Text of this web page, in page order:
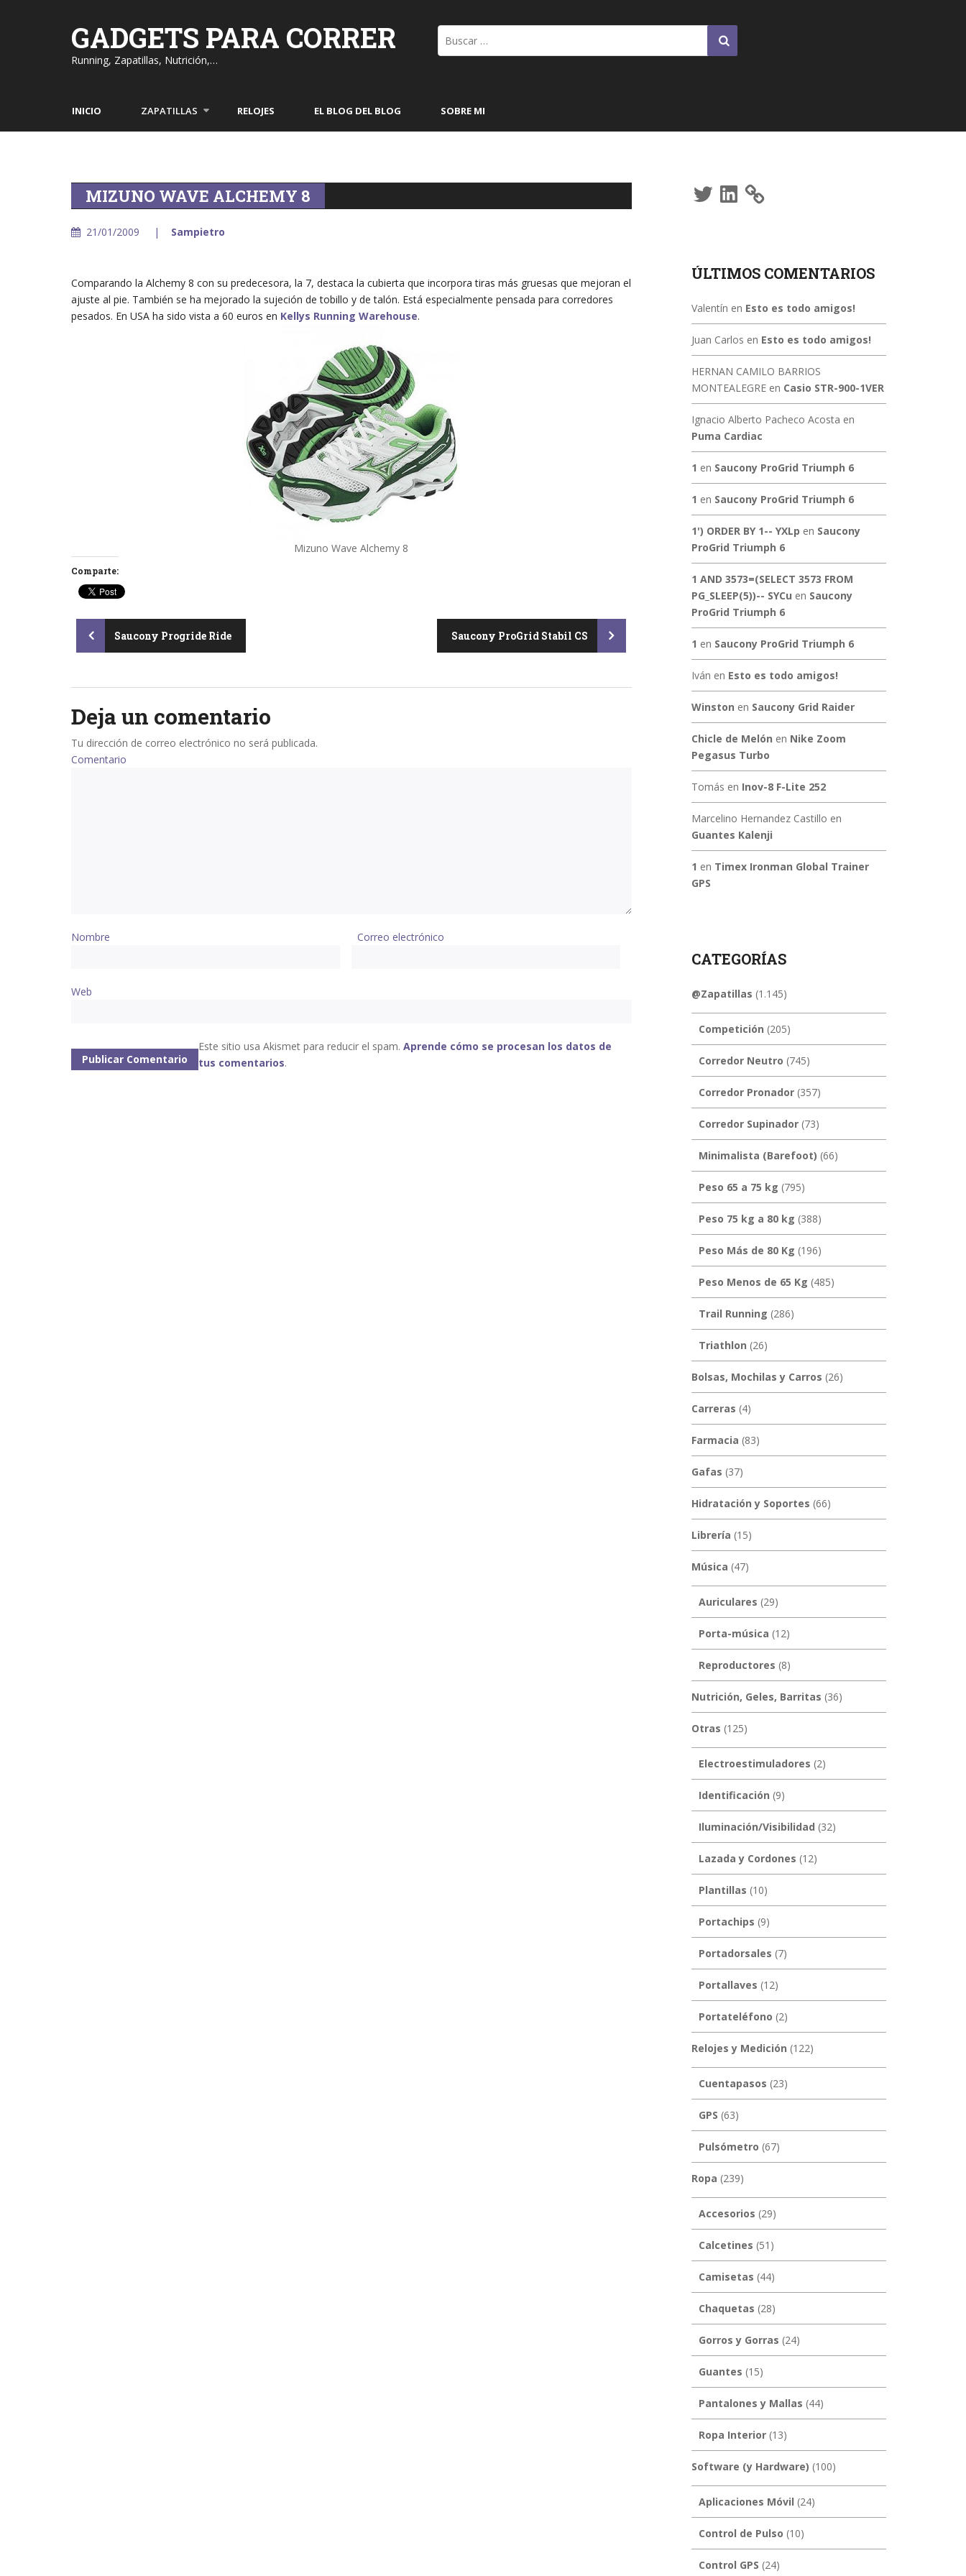
GADGETS PARA CORRER
Running, Zapatillas, Nutrición,…
INICIO ZAPATILLAS RELOJES EL BLOG DEL BLOG SOBRE MI
MIZUNO WAVE ALCHEMY 8
21/01/2009 Sampietro
Comparando la Alchemy 8 con su predecesora, la 7, destaca la cubierta que incorpora tiras más gruesas que mejoran el
ajuste al pie. También se ha mejorado la sujeción de tobillo y de talón. Está especialmente pensada para corredores
pesados. En USA ha sido vista a 60 euros en Kellys Running Warehouse.
Mizuno Wave Alchemy 8
Comparte:
Post
navigation
Saucony Progride Ride Saucony ProGrid Stabil CS
Deja un comentario
Tu dirección de correo electrónico no será publicada.
Comentario
Nombre Correo electrónico
Web
Este sitio usa Akismet para reducir el spam. Aprende cómo se procesan los datos de
tus comentarios.
TwitterLinkedIn
ÚLTIMOS COMENTARIOS
Valentín en Esto es todo amigos!
Juan Carlos en Esto es todo amigos!
HERNAN CAMILO BARRIOS
MONTEALEGREen Casio STR-900-1VER
Ignacio Alberto Pacheco Acosta en
Puma Cardiac
1 en Saucony ProGrid Triumph 6
1 en Saucony ProGrid Triumph 6
1') ORDER BY 1-- YXLp en Saucony
ProGrid Triumph 6
1 AND 3573=(SELECT 3573 FROM
PG_SLEEP(5))-- SYCu en Saucony
ProGrid Triumph 6
1 en Saucony ProGrid Triumph 6
Iván en Esto es todo amigos!
Winston en Saucony Grid Raider
Chicle de Melón en Nike Zoom
Pegasus Turbo
Tomás en Inov-8 F-Lite 252
Marcelino Hernandez Castillo en
Guantes Kalenji
1 en Timex Ironman Global Trainer
GPS
CATEGORÍAS
@Zapatillas (1.145)
Competición (205)
Corredor Neutro (745)
Corredor Pronador(357)
Corredor Supinador(73)
Minimalista (Barefoot) (66)
Peso 65 a 75 kg (795)
Peso 75 kg a 80 kg (388)
Peso Más de 80 Kg (196)
Peso Menos de 65 Kg (485)
Trail Running (286)
Triathlon (26)
Bolsas, Mochilas y Carros (26)
Carreras (4)
Farmacia (83)
Gafas (37)
Hidratación y Soportes (66)
Librería (15)
Música (47)
Auriculares (29)
Porta-música (12)
Reproductores (8)
Nutrición, Geles, Barritas (36)
Otras (125)
Electroestimuladores (2)
Identificación (9)
Iluminación/Visibilidad (32)
Lazada y Cordones (12)
Plantillas (10)
Portachips (9)
Portadorsales (7)
Portallaves (12)
Portateléfono (2)
Relojes y Medición (122)
Cuentapasos (23)
GPS (63)
Pulsómetro (67)
Ropa (239)
Accesorios (29)
Calcetines (51)
Camisetas (44)
Chaquetas (28)
Gorros y Gorras (24)
Guantes (15)
Pantalones y Mallas (44)
Ropa Interior(13)
Software (y Hardware) (100)
Aplicaciones Móvil (24)
Control de Pulso (10)
Control GPS (24)